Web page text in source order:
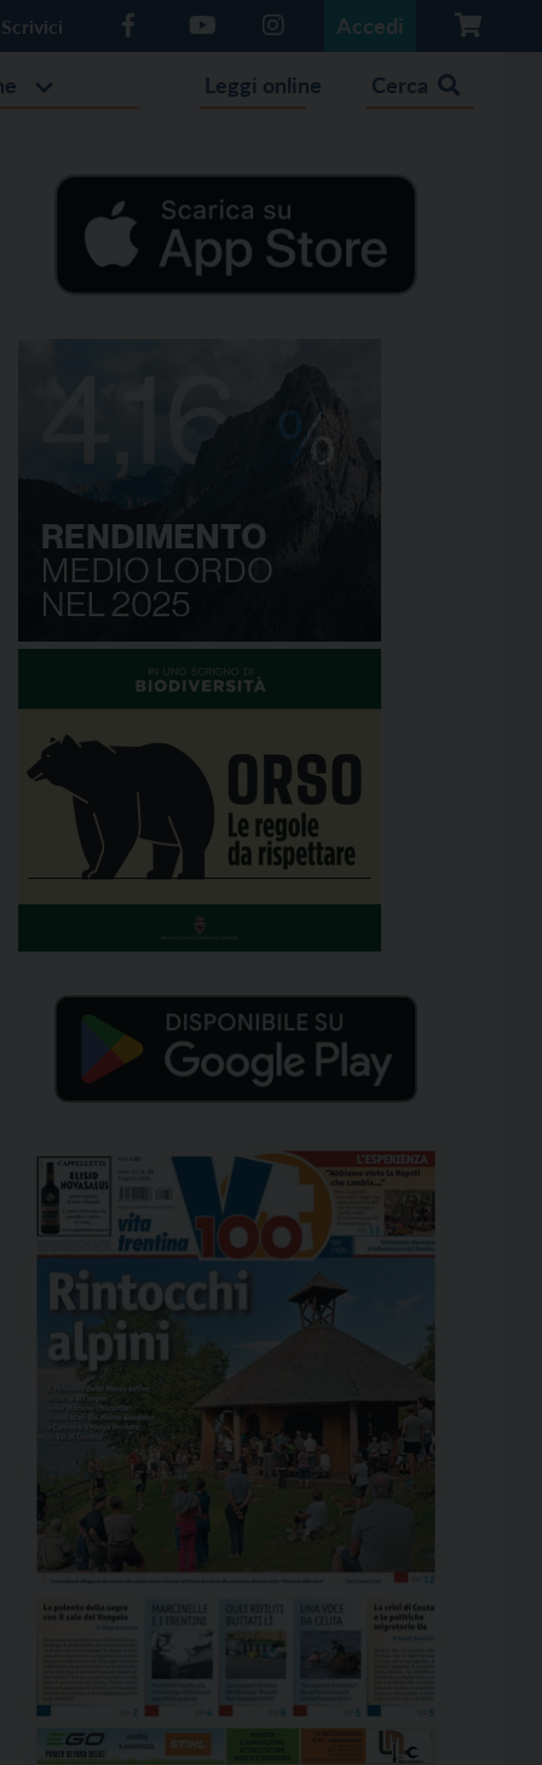
Scrivici Accedi
Leggi online Cerca